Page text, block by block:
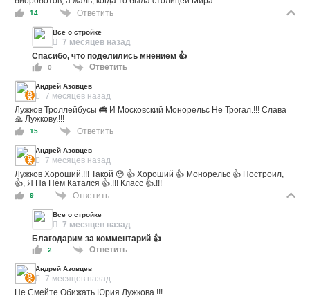
14 Ответить
Все о стройке
7 месяцев назад
Спасибо, что поделились мнением 👍
0 Ответить
Андрей Азовцев
7 месяцев назад
Лужков Троллейбусы 🚎 И Московский Монорельс Не Трогал.!!! Слава
🙏 Лужкову.!!!
15 Ответить
Андрей Азовцев
7 месяцев назад
Лужков Хороший.!!! Такой 😯 👍 Хороший 👍 Монорельс 👍 Построил,
👍, Я На Нём Катался 👍.!!! Класс 👍.!!!
9 Ответить
Все о стройке
7 месяцев назад
Благодарим за комментарий 👍
2 Ответить
Андрей Азовцев
7 месяцев назад
Не Смейте Обижать Юрия Лужкова.!!!